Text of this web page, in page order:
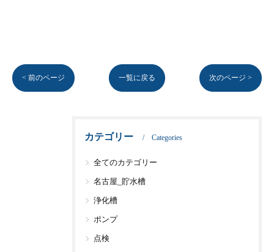
< 前のページ 一覧に戻る 次のページ >
カテゴリー Categories
全てのカテゴリー
名古屋_貯水槽
浄化槽
ポンプ
点検